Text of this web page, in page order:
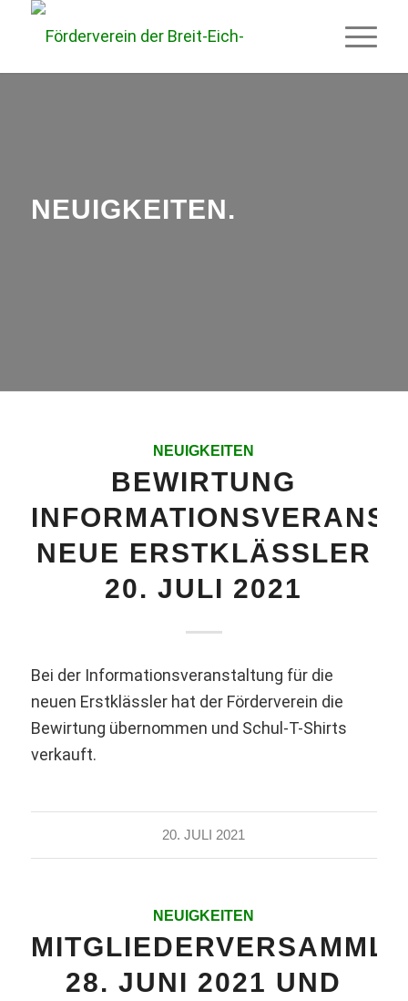
NEUIGKEITEN.
NEUIGKEITEN
BEWIRTUNG
NEUE ERSTKLÄSSLER
20. JULI 2021
Bei der Informationsveranstaltung für die
neuen Erstklässler hat der Förderverein die
Bewirtung übernommen und Schul-T-Shirts
verkauft.
20. JULI 2021
NEUIGKEITEN
28. JUNI 2021 UND